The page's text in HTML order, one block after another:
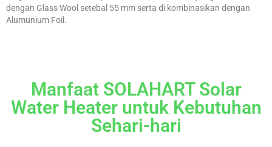
dengan Glass Wool setebal 55 mm serta di kombinasikan dengan
Alumunium Foil.
Manfaat SOLAHART Solar
Water Heater untuk Kebutuhan
Sehari-hari